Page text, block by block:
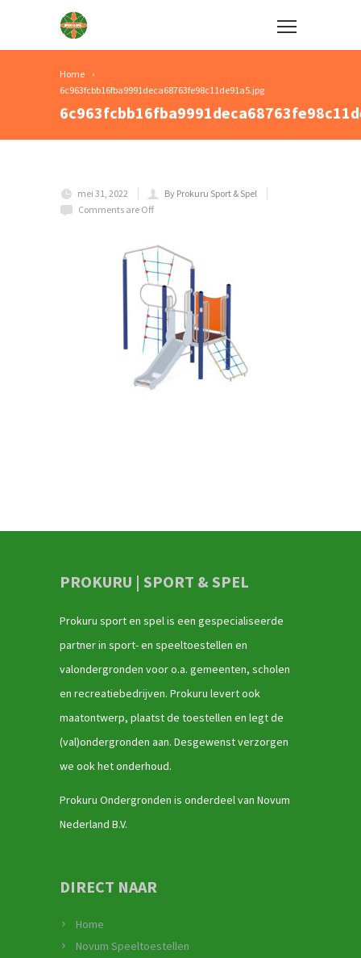
Home
6c963fcbb16fba9991deca68763fe98c11de91a5.jpg
mei 31, 2022
By Prokuru Sport & Spel
Comments are Off
PROKURU | SPORT & SPEL
Prokuru sport en spel is een gespecialiseerde
partner in sport- en speeltoestellen en
valondergronden voor o.a. gemeenten, scholen
en recreatiebedrijven. Prokuru levert ook
maatontwerp, plaatst de toestellen en legt de
(val)ondergronden aan. Desgewenst verzorgen
we ook het onderhoud.
Prokuru Ondergronden is onderdeel van Novum
Nederland B.V.
DIRECT NAAR
Home
Novum Speeltoestellen